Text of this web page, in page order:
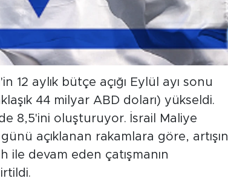
12 aylık bütçe açığı Eylül ayı sonu
44 milyar ABD doları) yükseldi.
8,5'ini oluşturuyor. İsrail Maliye
açıklanan rakamlara göre, artışın
ile devam eden çatışmanın